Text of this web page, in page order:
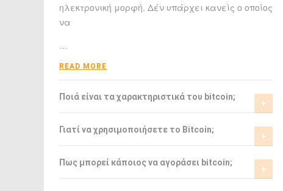
ηλεκτρονική μορφή. Δέν υπάρχει κανείς ο οποίος
να
READ MORE
Ποιά είναι τα χαρακτηριστικά του bitcoin;
Το bitcoin έχει αρκετά σημαντικά
χαρακτηριστικά που το ξεχωρίζουν από τα
ελεγχόμενα-από-κυβερνήσεις νομίσματα.
Γιατί να χρησιμοποιήσετε το Bitcoin;
Το bitcoin είναι μια σχετικά νέα μορφή
νομίσματος, η οποία τώρα αρχίζει να γίνεται
αποδεκτή από μιά μεγάλη μερίδα του
Πως μπορεί κάποιος να αγοράσει bitcoin;
Μπορείτε να αγοράσετε bitcoin είτε από τα